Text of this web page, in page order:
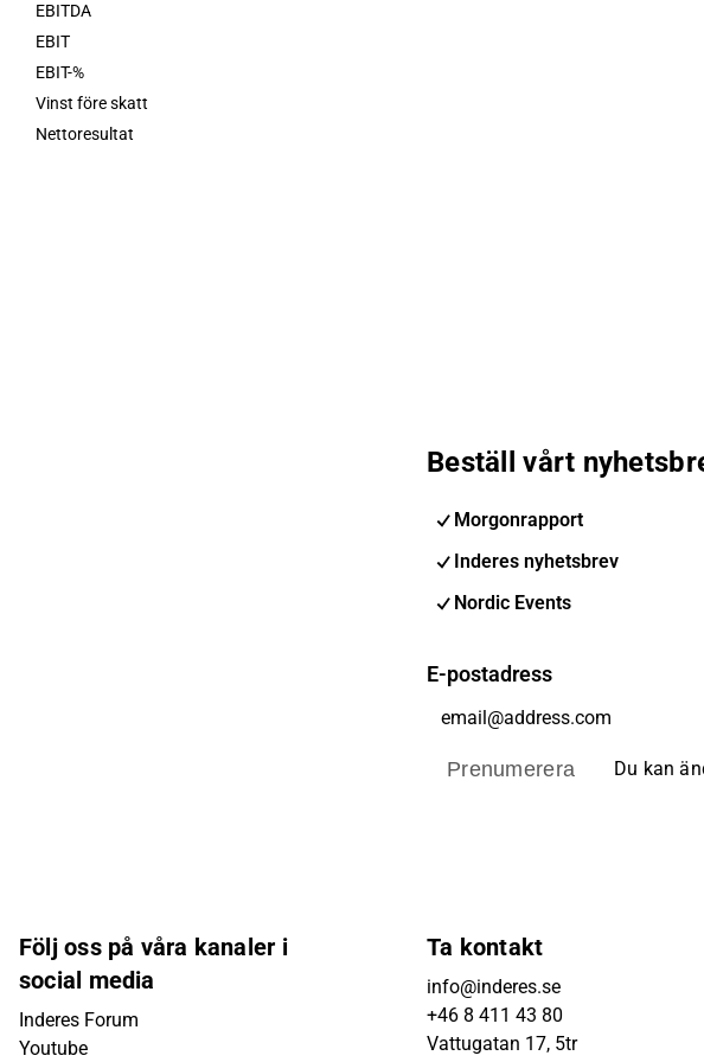
EBITDA
EBIT
EBIT-%
Vinst före skatt
Nettoresultat
Beställ vårt
Morgonrapport
Inderes nyhetsbrev
Nordic Events
E-postadress
Prenumerera Du kan
Följ oss på våra kanaler i
social media
Inderes Forum
Youtube
Ta kontakt
info@inderes.se
+46 8 411 43 80
Vattugatan 17, 5tr